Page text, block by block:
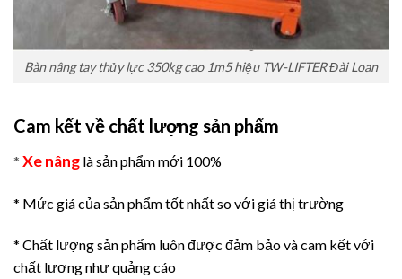
Bàn nâng tay thủy lực 350kg cao 1m5 hiệu TW-LIFTER Đài Loan
Cam kết về chất lượng sản phẩm
* Xe nâng là sản phẩm mới 100%
* Mức giá của sản phẩm tốt nhất so với giá thị trường
* Chất lượng sản phẩm luôn được đảm bảo và cam kết với
chất lương như quảng cáo